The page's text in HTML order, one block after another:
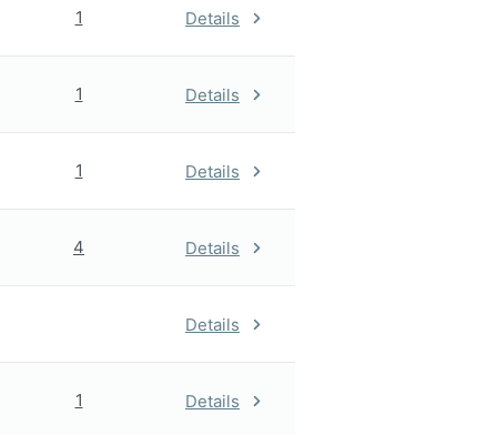
1 Details
1 Details
1 Details
4 Details
Details
1 Details